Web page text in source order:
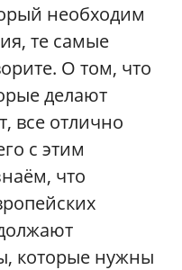
необходим
те самые
О том, что
делают
все отлично
с этим
что
которые нужны